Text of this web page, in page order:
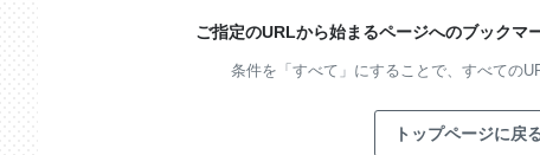
ご指定のURLから始まるページへのブックマ
条件を「すべて」にすることで、 すべての
トップページに戻